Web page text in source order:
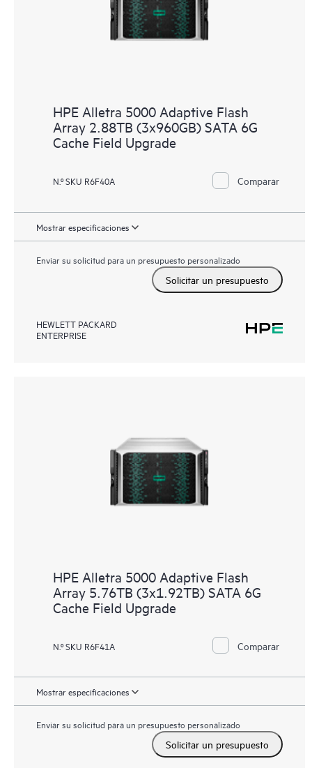
HPE Alletra 5000 Adaptive Flash
Array 2.88TB (3x960GB) SATA 6G
Cache Field Upgrade
N.º SKU R6F40A Comparar
Mostrar especificaciones
Enviar su solicitud para un presupuesto personalizado
Solicitar un presupuesto
HEWLETT PACKARD
ENTERPRISE
HPE Alletra 5000 Adaptive Flash
Array 5.76TB (3x1.92TB) SATA 6G
Cache Field Upgrade
N.º SKU R6F41A Comparar
Mostrar especificaciones
Enviar su solicitud para un presupuesto personalizado
Solicitar un presupuesto